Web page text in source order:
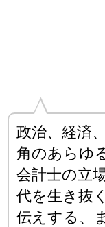
政治、経済
角のあらゆ
会計士の立
代を生き抜
伝えする、